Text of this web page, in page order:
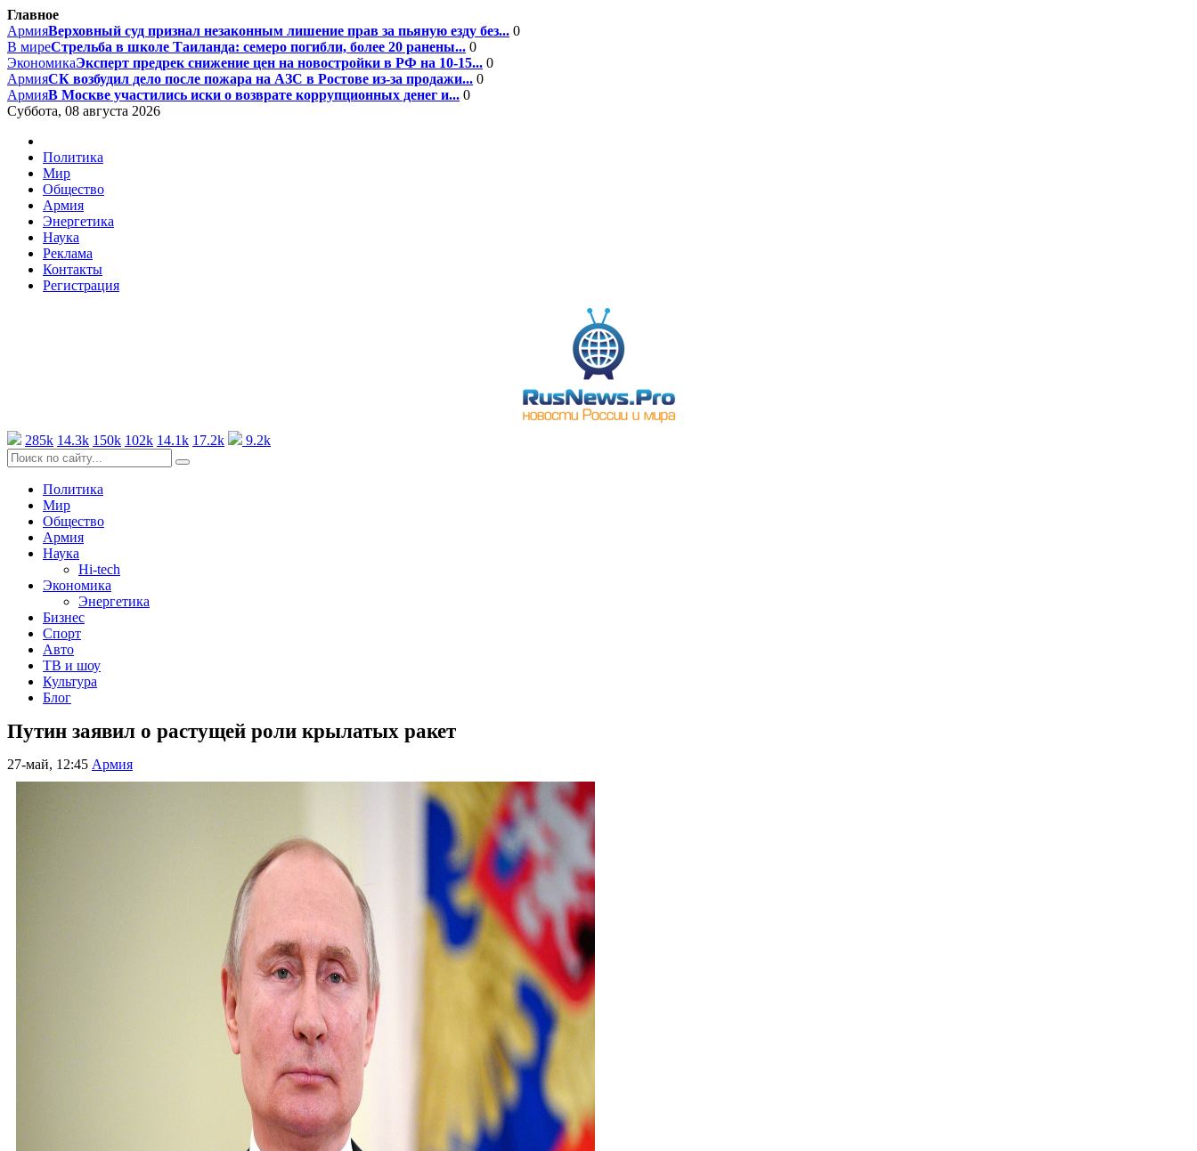
Главное
АрмияВерховный суд признал незаконным лишение прав за пьяную езду без... 0
В миреСтрельба в школе Таиланда: семеро погибли, более 20 ранены... 0
ЭкономикаЭксперт предрек снижение цен на новостройки в РФ на 10-15... 0
АрмияСК возбудил дело после пожара на АЗС в Ростове из-за продажи... 0
АрмияВ Москве участились иски о возврате коррупционных денег и... 0
Суббота, 08 августа 2026
Политика
Мир
Общество
Армия
Энергетика
Наука
Реклама
Контакты
Регистрация
285k 14.3k 150k 102k 14.1k 17.2k 9.2k
Политика
Мир
Общество
Армия
Наука
Hi-tech
Экономика
Энергетика
Бизнес
Спорт
Авто
ТВ и шоу
Культура
Блог
Путин заявил о растущей роли крылатых ракет
27-май, 12:45 Армия